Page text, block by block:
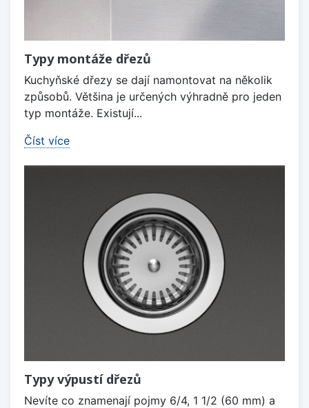
Typy montáže dřezů
Kuchyňské dřezy se dají namontovat na několik
způsobů. Většina je určených výhradně pro jeden
typ montáže. Existují...
Číst více
Typy výpustí dřezů
Nevíte co znamenají pojmy 6/4, 1 1/2 (60 mm) a